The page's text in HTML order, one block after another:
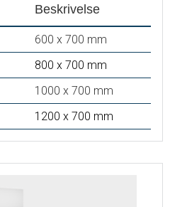
Beskrivelse
600 x 700 mm
800 x 700 mm
1000 x 700 mm
1200 x 700 mm